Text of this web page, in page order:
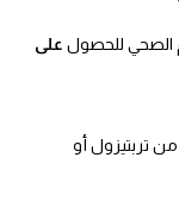
الصحي للحصول على
تربتيزول أو